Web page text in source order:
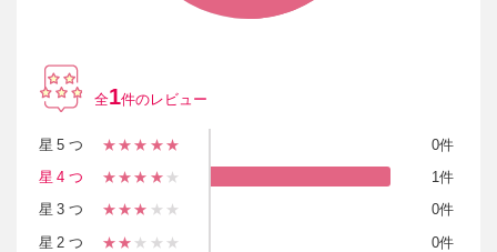
全1件のレビュー
星5つ ★★★★★
0件
星4つ
★★★★ ★
1件
星3つ
★★★ ★★
0件
星2つ
★★ ★★★
0件